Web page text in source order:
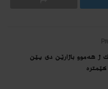
ژ هه‌موو باژارێن دی یێن